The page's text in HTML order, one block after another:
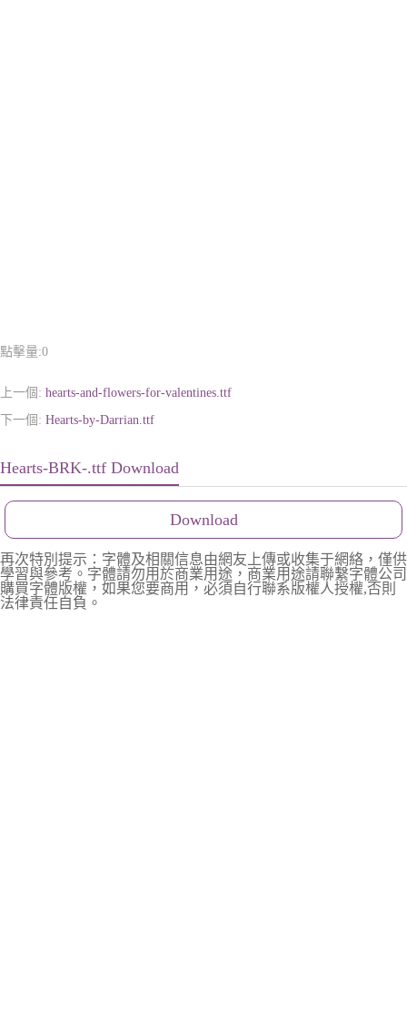
點擊量:0
上一個: hearts-and-flowers-for-valentines.ttf
下一個: Hearts-by-Darrian.ttf
Hearts-BRK-.ttf Download
Download
再次特別提示：字體及相關信息由網友上傳或收集于網絡，僅供
學習與參考。字體請勿用於商業用途，商業用途請聯繫字體公司
購買字體版權，如果您要商用，必須自行聯系版權人授權,否則
法律責任自負。